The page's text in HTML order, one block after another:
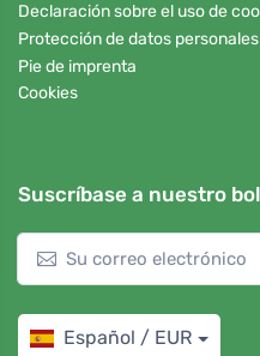
Declaración sobre el uso de
Protección de datos personales
Pie de imprenta
Cookies
Suscríbase a nuestro
Español / EUR